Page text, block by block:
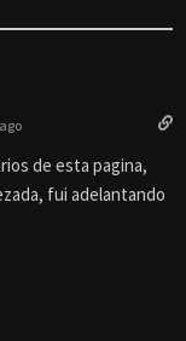
de esta pagina,
fui adelantando